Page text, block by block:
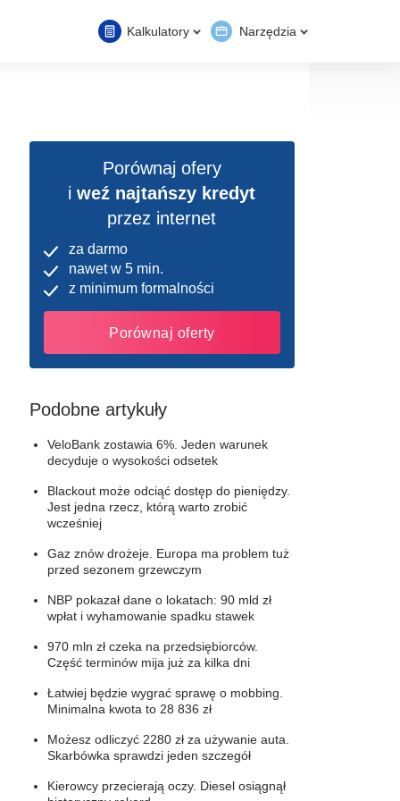
Kalkulatory Narzędzia
Porównaj ofery
iweź najtańszy kredyt
przez internet
za darmo
nawet w 5 min.
z minimum formalności
Porównaj oferty
Podobne artykuły
VeloBank zostawia 6%. Jeden warunek
decyduje o wysokości odsetek
Blackout może odciąć dostęp do pieniędzy.
Jest jedna rzecz, którą warto zrobić
wcześniej
Gaz znów drożeje. Europa ma problem tuż
przed sezonem grzewczym
NBP pokazał dane o lokatach: 90 mld zł
wpłat i wyhamowanie spadku stawek
970 mln zł czeka na przedsiębiorców.
Część terminów mija już za kilka dni
Łatwiej będzie wygrać sprawę o mobbing.
Minimalna kwota to 28 836 zł
Możesz odliczyć 2280 zł za używanie auta.
Skarbówka sprawdzi jeden szczegół
Kierowcy przecierają oczy. Diesel osiągnął